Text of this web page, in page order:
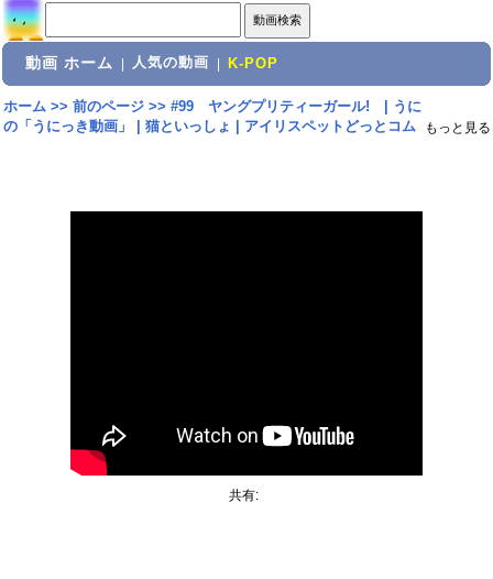
動画 ホーム 人気の動画 K-POP
ホーム>> 前のページ>> #99 ヤングプリティーガール! | うに
の「うにっき動画」 | 猫といっしょ | アイリスペットどっとコム
もっと見る
共有: